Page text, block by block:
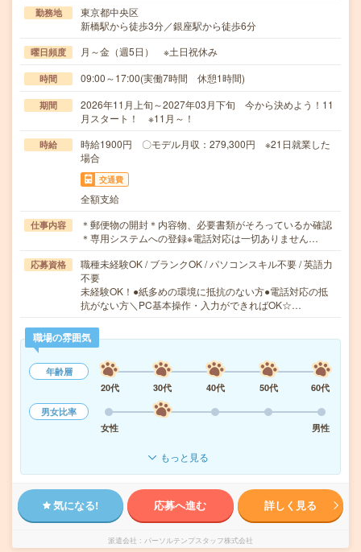
勤務地
東京都中央区
新橋駅から徒歩3分／銀座駅から徒歩6分
曜日頻度 月～金（週5日） ※土日祝休み
時間 09:00～17:00(実働7時間 休憩1時間)
期間
2026年11月上旬～2027年03月下旬 今から決めよう！11
月スタート！ ※11月～！
時給
時給1900円 〇モデル月収：279,300円 ※21日就業した
場合
交通費
全額支給
仕事内容
＊郵便物の開封＊内容物、必要書類がそろっているか確認
＊専用システムへの登録※電話対応は一切ありません…
応募資格
職種未経験OK / ブランクOK / パソコンスキル不要 / 英語力
不要
未経験OK！●紙多めの環境に抵抗のない方●電話対応の抵
抗がない方＼PC基本操作・入力ができればOK☆…
職場の雰囲気
年齢層
20代
30代 40代 50代
60代
男女比率
女性
男性
もっと見る
気になる! 応募へ進む 詳しく見る
派遣会社 パーソルテンプスタッフ株式会社